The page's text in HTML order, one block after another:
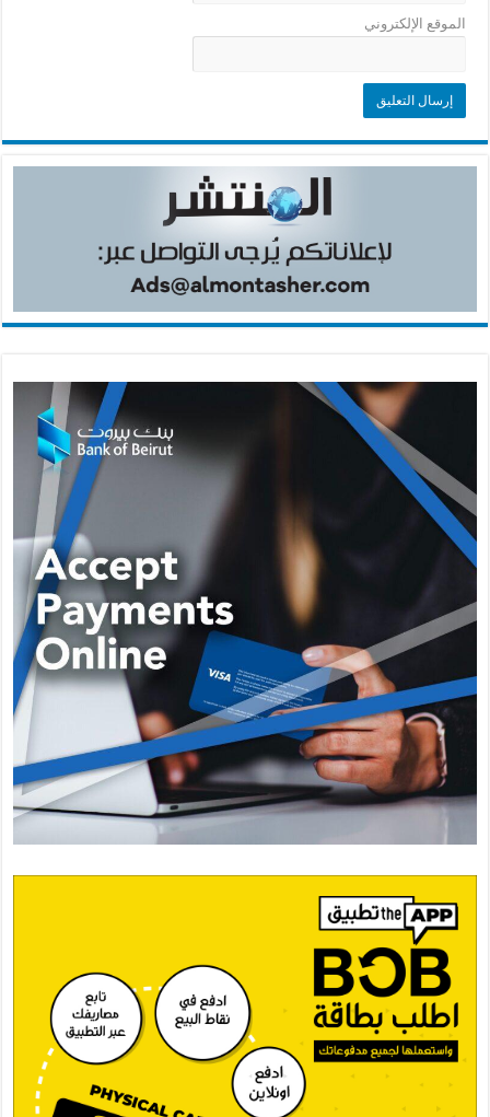
الموقع الإلكتروني